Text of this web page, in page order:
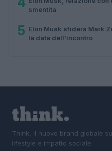
smentita
5 Elon Musk sfiderà Mark
la data dell’incontro
Think, il nuovo brand globale
lifestyle e impatto sociale.